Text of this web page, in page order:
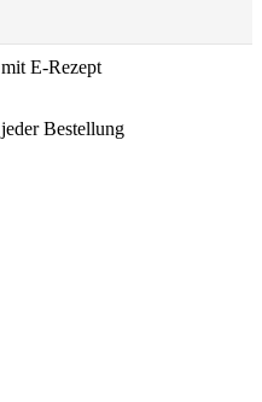
E-Rezept
Bestellung